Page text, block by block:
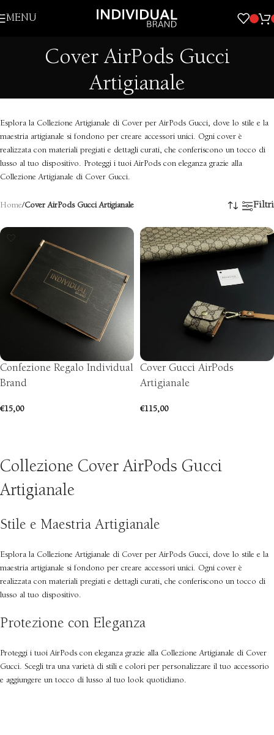
Skip to navigation
MENU
Cover AirPods Gucci
Artigianale
Esplora la Collezione Artigianale di Cover per AirPods Gucci, dove lo stile e la
maestria artigianale si fondono per creare accessori unici. Ogni cover è
realizzata con materiali pregiati e dettagli curati, che conferiscono un tocco di
lusso al tuo dispositivo. Proteggi i tuoi AirPods con eleganza grazie alla
Collezione Artigianale di Cover Gucci.
Home/Cover AirPods Gucci Artigianale Filtri
Confezione Regalo Individual
Brand
€15,00
Cover Gucci AirPods
Artigianale
€115,00
Collezione Cover AirPods Gucci
Artigianale
Stile e Maestria Artigianale
Esplora la Collezione Artigianale di Cover per AirPods Gucci, dove lo stile e la
maestria artigianale si fondono per creare accessori unici. Ogni cover è
realizzata con materiali pregiati e dettagli curati, che conferiscono un tocco di
lusso al tuo dispositivo.
Protezione con Eleganza
Proteggi i tuoi AirPods con eleganza grazie alla Collezione Artigianale di Cover
Gucci. Scegli tra una varietà di stili e colori per personalizzare il tuo accessorio
e aggiungere un tocco di lusso al tuo look quotidiano.